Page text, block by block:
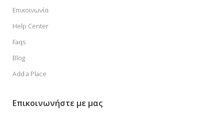
Επικοινωνία
Help Center
Faqs
Blog
Add a Place
Επικοινωνήστε με μας